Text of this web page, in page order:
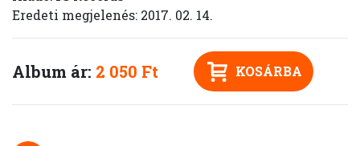
Eredeti megjelenés: 2017. 02. 14.
Album ár: 2 050 Ft KOSÁRBA